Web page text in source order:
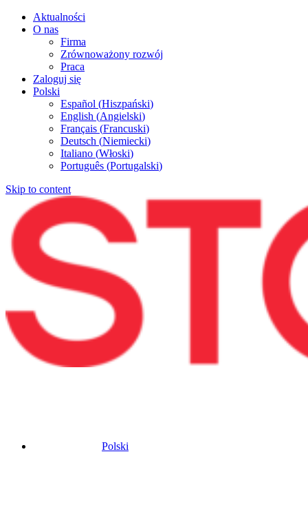
Aktualności
O nas
Firma
Zrównoważony rozwój
Praca
Zaloguj się
Polski
Español (Hiszpański)
English (Angielski)
Français (Francuski)
Deutsch (Niemiecki)
Italiano (Włoski)
Português (Portugalski)
Skip to content
Polski